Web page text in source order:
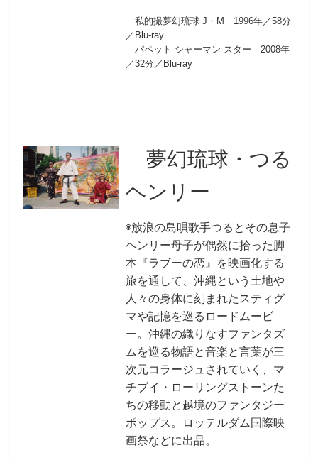
私的撮夢幻琉球 J・M 1996年／58分
／Blu-ray
パペット シャーマン スター 2008年
／32分／Blu-ray
夢幻琉球・つる
ヘンリー
◉放浪の島唄歌手つるとその息子
ヘンリー母子が偶然に拾った脚
本『ラブーの恋』を映画化する
旅を通して、沖縄という土地や
人々の身体に刻まれたスティグ
マや記憶を巡るロードムービ
ー。沖縄の織りなすファンタズ
ムを巡る物語と音楽と言葉が三
次元コラージュされていく、マ
チブイ・ローリングストーンた
ちの移動と越境のファンタジー
ポップス。ロッテルダム国際映
画祭などに出品。